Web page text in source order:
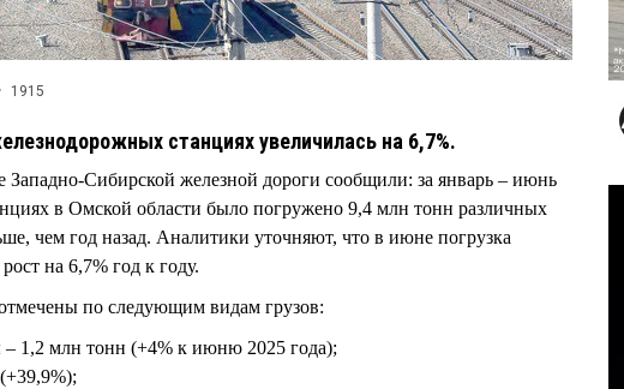
1915
станциях увеличилась на 6,7%.
Западно-Сибирской железной дороги сообщили: за январь – июнь
в Омской области было погружено 9,4 млн тонн различных
чем год назад. Аналитики уточняют, что в июне погрузка
на 6,7% год к году.
по следующим видам грузов:
– 1,2 млн тонн (+4% к июню 2025 года);